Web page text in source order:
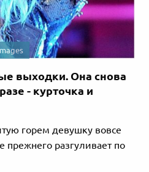
выходки. Она снова
- курточка и
горем девушку вовсе
прежнего разгуливает по